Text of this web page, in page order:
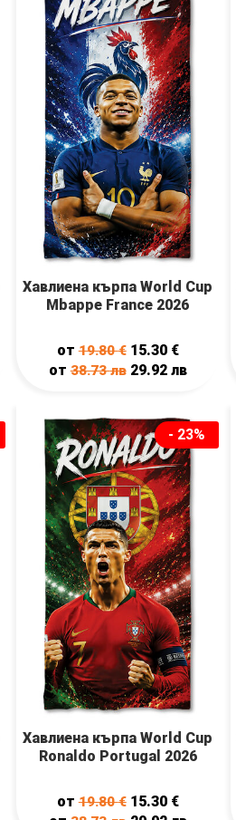
Хавлиена кърпа World Cup
Mbappe France 2026
от19.80€ 15.30 €
от38.73лв 29.92 лв
- 23%
Хавлиена кърпа World Cup
Ronaldo Portugal 2026
от19.80€ 15.30 €